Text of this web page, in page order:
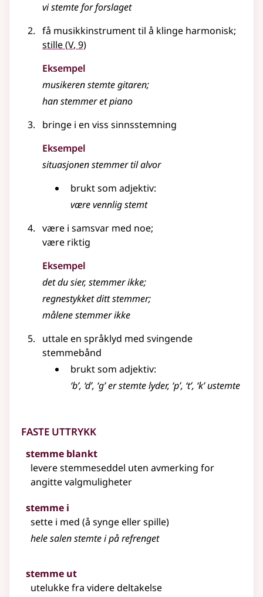
vi stemte for forslaget
få musikkinstrument til å klinge harmonisk;
stille(5
V, 9)
Eksempel
musikeren stemte gitaren;
han stemmer et piano
bringe i en viss sinnsstemning
Eksempel
situasjonenstemmertil alvor
brukt som adjektiv:
være vennlig stemt
være i samsvar med noe;
være riktig
Eksempel
det du sier, stemmerikke;
regnestykket dittstemmer;
målenestemmerikke
uttale en språklyd med svingende
stemmebånd
brukt som adjektiv:
‘b’, ‘d’, ‘g’ er stemte lyder, ‘p’, ‘t’, ‘k’ ustemte
Faste uttrykk
stemme blankt
levere stemmeseddel uten avmerking for
angitte valgmuligheter
stemme i
sette i med (å syngeellerspille)
hele salen stemte i på refrenget
stemme ut
utelukke fra videre deltakelse